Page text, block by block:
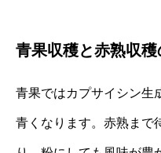
青果収穫と赤熟収
青果ではカプサイシン生
青くなります。赤熟まで